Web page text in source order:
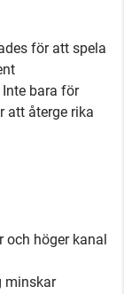
för att spela
bara för
att återge rika
och höger kanal
minskar